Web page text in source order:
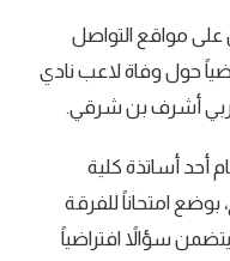
على مواقع التواصل
حول وفاة لاعب نادي
أشرف بن شرقي.
أحد أساتذة كلية
امتحاناً للفرقة
يتضمن سؤالاً افتراضياً